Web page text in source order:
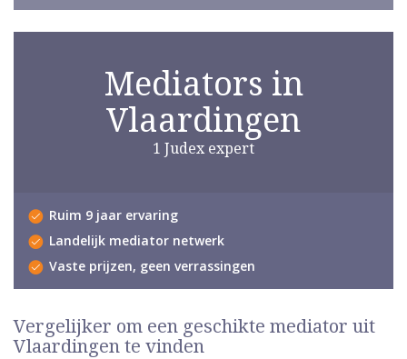
Mediators in
Vlaardingen
1 Judex expert
Ruim 9 jaar ervaring
Landelijk mediator netwerk
Vaste prijzen, geen verrassingen
Vergelijker om een geschikte mediator uit
Vlaardingen te vinden